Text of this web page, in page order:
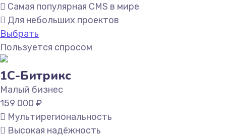
Самая популярная CMS в мире
Для небольших проектов
Выбрать
Пользуется спросом
1С-Битрикс
Малый бизнес
159 000 ₽
Мультирегиональность
Высокая надёжность